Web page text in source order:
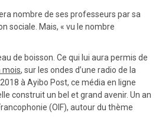
nombre de ses professeurs par sa
sociale. Mais, « vu le nombre
de boisson. Ce qui lui aura permis de
mois, sur les ondes d’une radio de la
à Ayibo Post, ce média en ligne
construit un bel et grand avenir. Un an
(OIF), autour du thème